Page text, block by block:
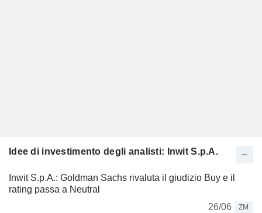
Idee di investimento degli analisti: Inwit S.p.A.
Inwit S.p.A.: Goldman Sachs rivaluta il giudizio Buy e il
rating passa a Neutral
26/06
ZM